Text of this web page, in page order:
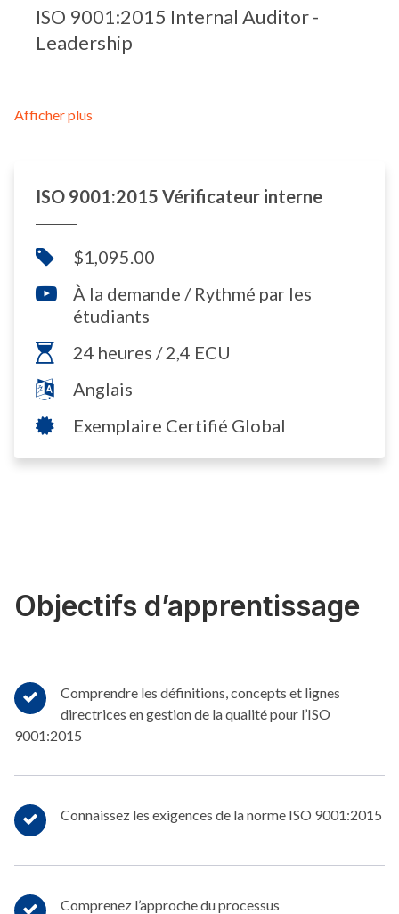
ISO 9001:2015 Internal Auditor -
Leadership
Afficher plus
ISO 9001:2015 Vérificateur interne
$1,095.00
À la demande / Rythmé par les
étudiants
24 heures / 2,4 ECU
Anglais
Exemplaire Certifié Global
Objectifs d’apprentissage
Comprendre les définitions, concepts et lignes
directrices en gestion de la qualité pour l’ISO
9001:2015
Connaissez les exigences de la norme ISO 9001:2015
Comprenez l’approche du processus